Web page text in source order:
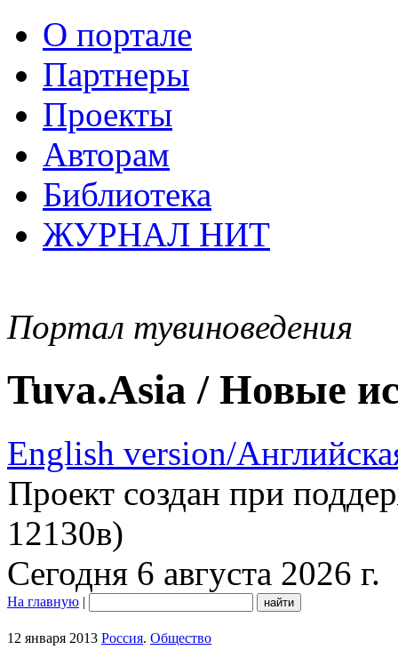
О портале
Партнеры
Проекты
Авторам
Библиотека
ЖУРНАЛ НИТ
Портал тувиноведения
Tuva.Asia / Новые
English version/
Проект создан при
12130в)
Сегодня 6 августа 2026 г.
На главную |
12 января 2013 Россия. Общество